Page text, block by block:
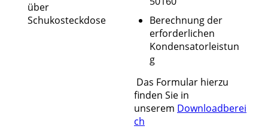
über
Schukosteckdose
Berechnung der
erforderlichen
Kondensatorleistun
g
Das Formular hierzu
finden Sie in
unserem Downloadberei
ch